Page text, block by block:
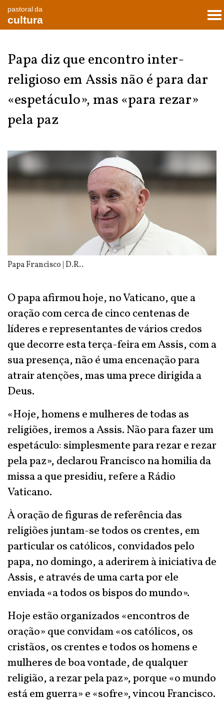
pastoral da
cultura
Papa diz que encontro inter-
religioso em Assis não é para dar
«espetáculo», mas «para rezar»
pela paz
Papa Francisco | D.R..
O papa afirmou hoje, no Vaticano, que a
oração com cerca de cinco centenas de
líderes e representantes de vários credos
que decorre esta terça-feira em Assis, com a
sua presença, não é uma encenação para
atrair atenções, mas uma prece dirigida a
Deus.
«Hoje, homens e mulheres de todas as
religiões, iremos a Assis. Não para fazer um
espetáculo: simplesmente para rezar e rezar
pela paz», declarou Francisco na homilia da
missa a que presidiu, refere a Rádio
Vaticano.
À oração de figuras de referência das
religiões juntam-se todos os crentes, em
particular os católicos, convidados pelo
papa, no domingo, a aderirem à iniciativa de
Assis, e através de uma carta por ele
enviada «a todos os bispos do mundo».
Hoje estão organizados «encontros de
oração» que convidam «os católicos, os
cristãos, os crentes e todos os homens e
mulheres de boa vontade, de qualquer
religião, a rezar pela paz», porque «o mundo
está em guerra» e «sofre», vincou Francisco.